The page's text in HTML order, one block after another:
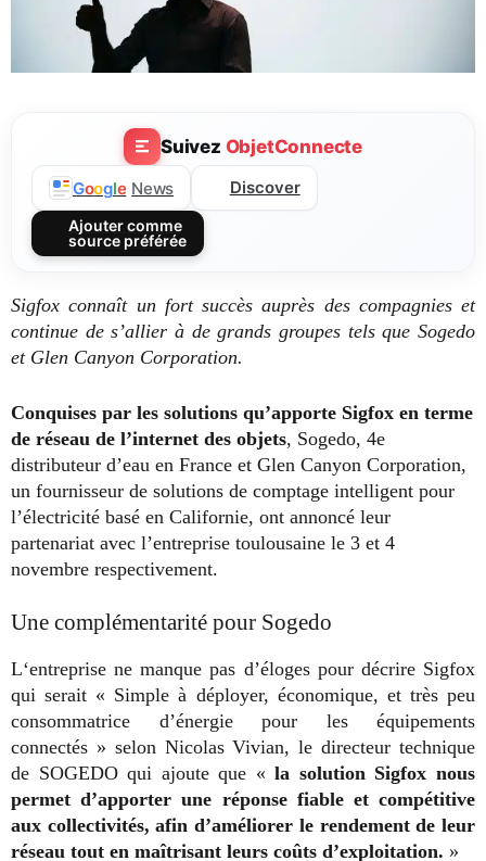
Suivez ObjetConnecte
Google News Discover
Ajouter comme
source préférée
Sigfox connaît un fort succès auprès des compagnies et
continue de s’allier à de grands groupes tels que Sogedo
et Glen Canyon Corporation.
Conquises par les solutions qu’apporte Sigfox en terme
de réseau de l’internet des objets, Sogedo, 4e
distributeur d’eau en France et Glen Canyon Corporation,
un fournisseur de solutions de comptage intelligent pour
l’électricité basé en Californie, ont annoncé leur
partenariat avec l’entreprise toulousaine le 3 et 4
novembre respectivement.
Une complémentarité pour Sogedo
L‘entreprise ne manque pas d’éloges pour décrire Sigfox
qui serait « Simple à déployer, économique, et très peu
consommatrice d’énergie pour les équipements
connectés » selon Nicolas Vivian, le directeur technique
de SOGEDO qui ajoute que «la solution Sigfox nous
permet d’apporter une réponse fiable et compétitive
aux collectivités, afin d’améliorer le rendement de leur
réseau tout en maîtrisant leurs coûts d’exploitation. »